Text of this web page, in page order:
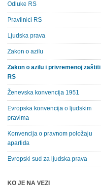
Odluke RS
Pravilnici RS
Ljudska prava
Zakon o azilu
Zakon o azilu i privremenoj zaštiti
RS
Ženevska konvencija 1951
Evropska konvencija o ljudskim
pravima
Konvencija o pravnom položaju
apartida
Evropski sud za ljudska prava
KO JE NA VEZI